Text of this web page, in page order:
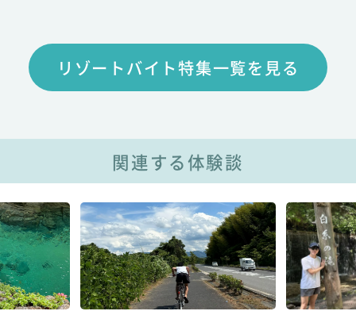
リゾートバイト特集一覧を見る
関連する体験談